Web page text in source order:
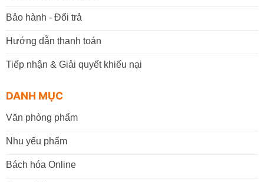
Bảo hành - Đổi trả
Hướng dẫn thanh toán
Tiếp nhận & Giải quyết khiếu nại
DANH MỤC
Văn phòng phẩm
Nhu yếu phẩm
Bách hóa Online